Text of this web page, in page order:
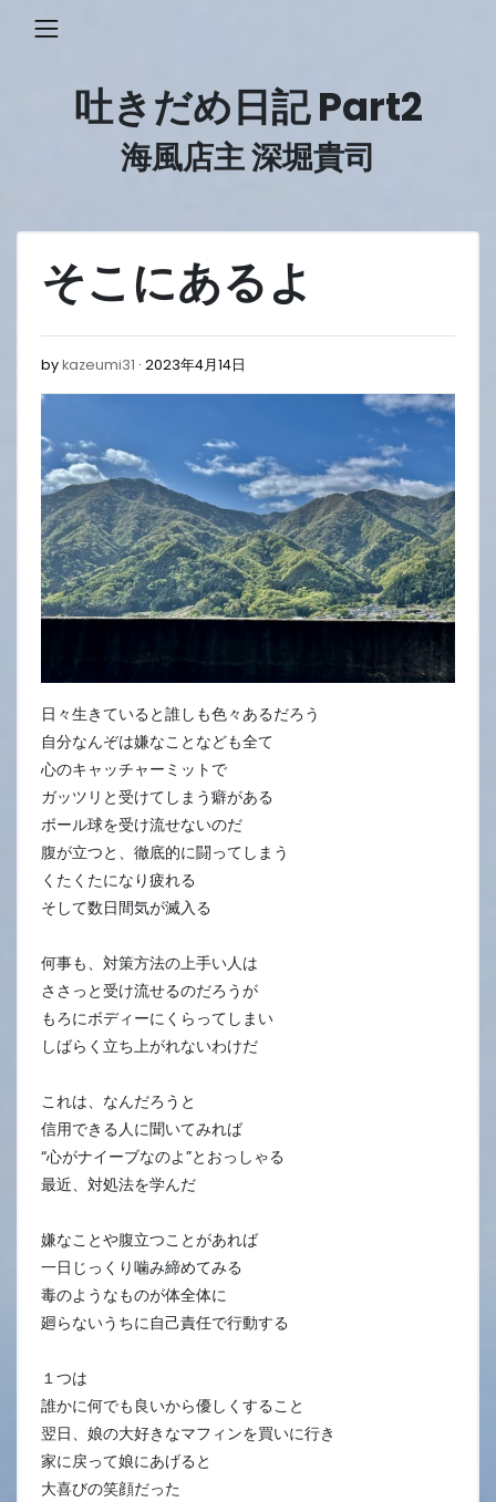
吐きだめ日記 Part2
海風店主 深堀貴司
そこにあるよ
bykazeumi31 2023年4月14日
日
日々生きていると誰しも色々あるだろう
自分なんぞは嫌なことなども全て
心のキャッチャーミットで
ガッツリと受けてしまう癖がある
ボール球を受け流せないのだ
腹が立つと、徹底的に闘ってしまう
くたくたになり疲れる
そして数日間気が滅入る
何事も、対策方法の上手い人は
ささっと受け流せるのだろうが
もろにボディーにくらってしまい
しばらく立ち上がれないわけだ
これは、なんだろうと
信用できる人に聞いてみれば
“心がナイーブなのよ”とおっしゃる
最近、対処法を学んだ
嫌なことや腹立つことがあれば
一日じっくり噛み締めてみる
毒のようなものが体全体に
廻らないうちに自己責任で行動する
１つは
誰かに何でも良いから優しくすること
翌日、娘の大好きなマフィンを買いに行き
家に戻って娘にあげると
大喜びの笑顔だった